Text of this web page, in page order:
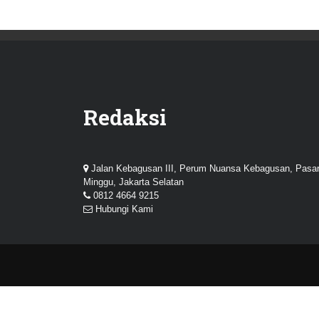
Redaksi
Jalan Kebagusan III, Perum Nuansa Kebagusan, Pasar
Minggu, Jakarta Selatan
0812 4664 9215
Hubungi Kami